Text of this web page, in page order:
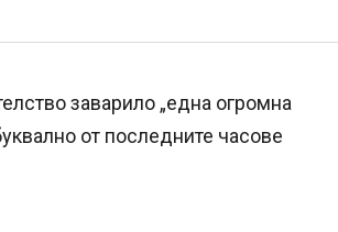
заварило „една огромна
от последните часове